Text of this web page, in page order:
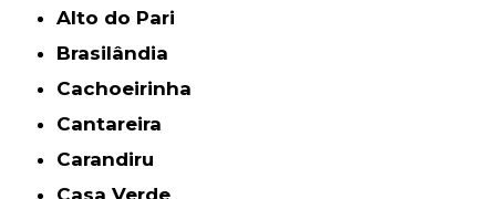
Alto do Pari
Brasilândia
Cachoeirinha
Cantareira
Carandiru
Casa Verde